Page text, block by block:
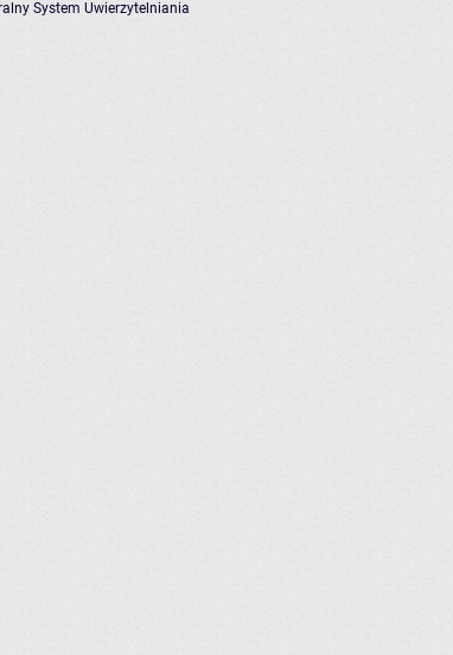
System Uwierzytelniania